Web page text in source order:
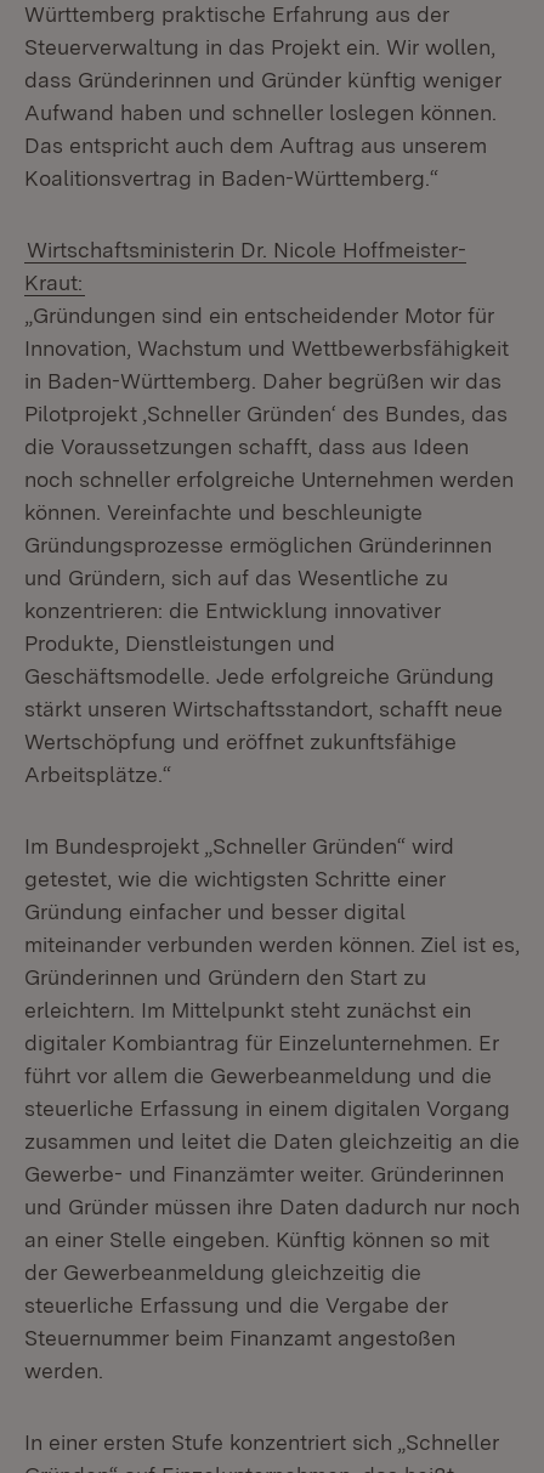
Württemberg praktische Erfahrung aus der
Steuerverwaltung in das Projekt ein. Wir wollen,
dass Gründerinnen und Gründer künftig weniger
Aufwand haben und schneller loslegen können.
Das entspricht auch dem Auftrag aus unserem
Koalitionsvertrag in Baden-Württemberg.“
Wirtschaftsministerin Dr. Nicole Hoffmeister-
Kraut:
„Gründungen sind ein entscheidender Motor für
Innovation, Wachstum und Wettbewerbsfähigkeit
in Baden-Württemberg. Daher begrüßen wir das
Pilotprojekt ‚Schneller Gründen‘ des Bundes, das
die Voraussetzungen schafft, dass aus Ideen
noch schneller erfolgreiche Unternehmen werden
können. Vereinfachte und beschleunigte
Gründungsprozesse ermöglichen Gründerinnen
und Gründern, sich auf das Wesentliche zu
konzentrieren: die Entwicklung innovativer
Produkte, Dienstleistungen und
Geschäftsmodelle. Jede erfolgreiche Gründung
stärkt unseren Wirtschaftsstandort, schafft neue
Wertschöpfung und eröffnet zukunftsfähige
Arbeitsplätze.“
Im Bundesprojekt „Schneller Gründen“ wird
getestet, wie die wichtigsten Schritte einer
Gründung einfacher und besser digital
miteinander verbunden werden können. Ziel ist es,
Gründerinnen und Gründern den Start zu
erleichtern. Im Mittelpunkt steht zunächst ein
digitaler Kombiantrag für Einzelunternehmen. Er
führt vor allem die Gewerbeanmeldung und die
steuerliche Erfassung in einem digitalen Vorgang
zusammen und leitet die Daten gleichzeitig an die
Gewerbe- und Finanzämter weiter. Gründerinnen
und Gründer müssen ihre Daten dadurch nur noch
an einer Stelle eingeben. Künftig können so mit
der Gewerbeanmeldung gleichzeitig die
steuerliche Erfassung und die Vergabe der
Steuernummer beim Finanzamt angestoßen
werden.
In einer ersten Stufe konzentriert sich „Schneller